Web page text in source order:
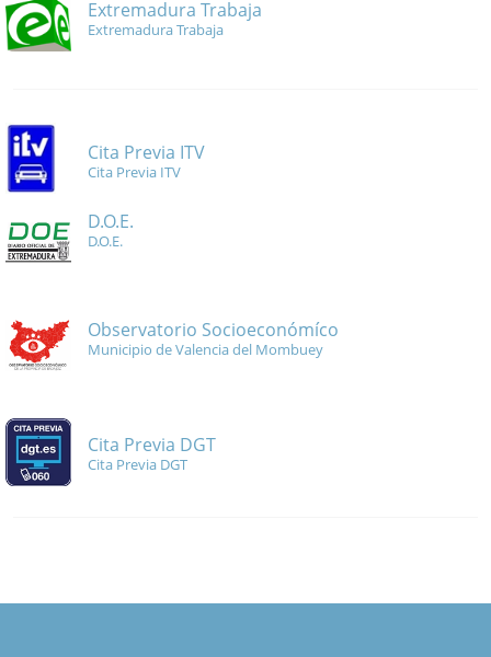
Extremadura Trabaja
Extremadura Trabaja
Cita Previa ITV
Cita Previa ITV
D.O.E.
D.O.E.
Observatorio Socioeconómíco
Municipio de Valencia del Mombuey
Cita Previa DGT
Cita Previa DGT